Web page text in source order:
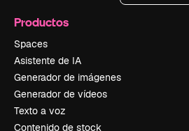
Productos
Spaces
Asistente de IA
Generador de imágenes
Generador de vídeos
Texto a voz
Contenido de stock